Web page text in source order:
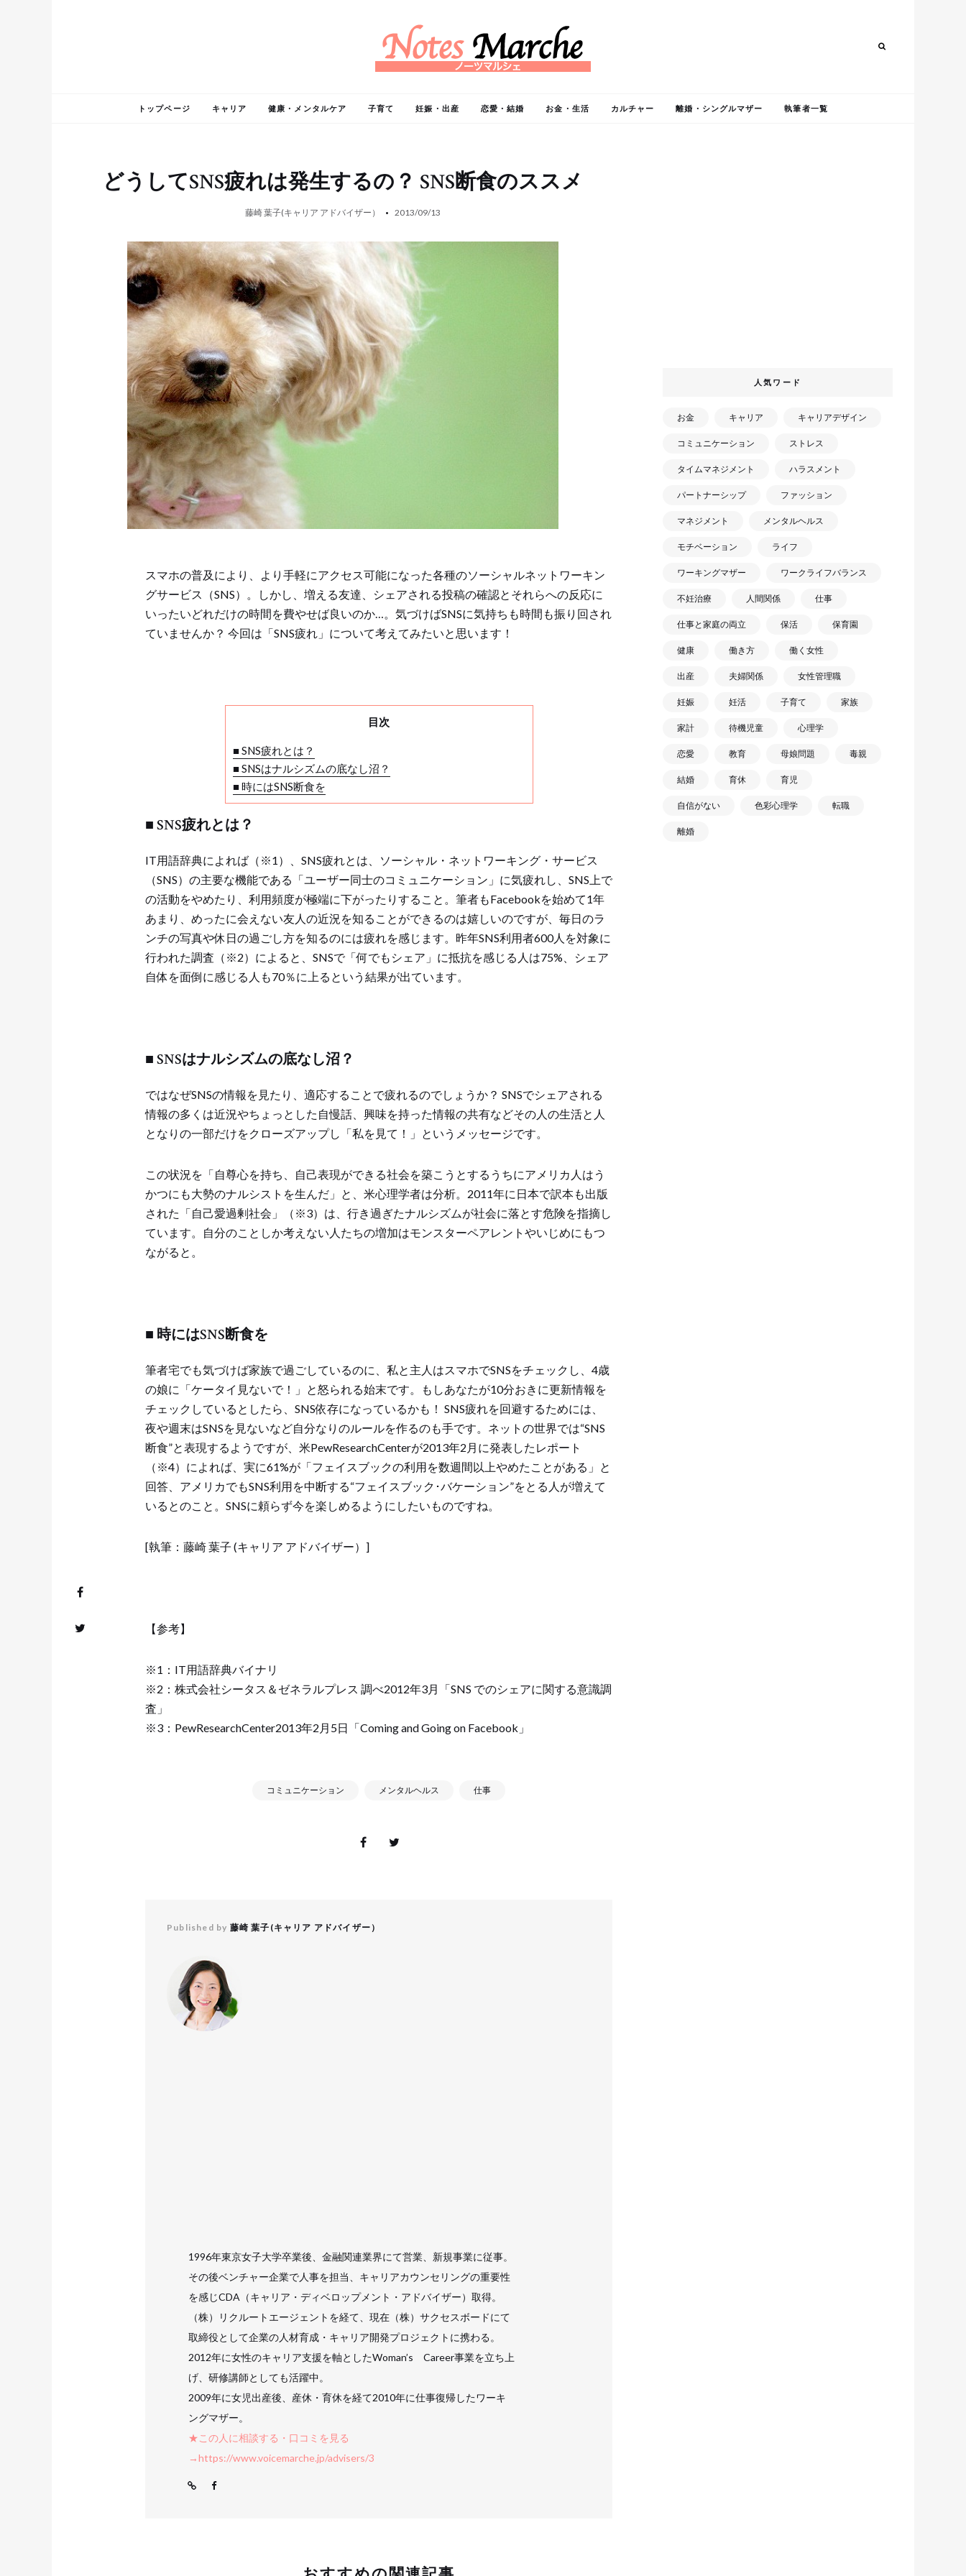
トップページ キャリア 健康・メンタルケア 子育て 妊娠・出産 恋愛・結婚 お金・生活 カルチャー 離婚・シングルマザー 執筆者一覧
どうしてSNS疲れは発生するの？ SNS断食のススメ
藤崎 葉子(キャリア アドバイザー） 2013/09/13
スマホの普及により、より手軽にアクセス可能になった各種のソーシャルネットワーキン
グサービス（SNS）。しかし、増える友達、シェアされる投稿の確認とそれらへの反応に
いったいどれだけの時間を費やせば良いのか…。気づけばSNSに気持ちも時間も振り回され
ていませんか？ 今回は「SNS疲れ」について考えてみたいと思います！
目次
■ SNS疲れとは？
■ SNSはナルシズムの底なし沼？
■ 時にはSNS断食を
■ SNS疲れとは？
IT用語辞典によれば（※1）、SNS疲れとは、ソーシャル・ネットワーキング・サービス
（SNS）の主要な機能である「ユーザー同士のコミュニケーション」に気疲れし、SNS上で
の活動をやめたり、利用頻度が極端に下がったりすること。筆者もFacebookを始めて1年
あまり、めったに会えない友人の近況を知ることができるのは嬉しいのですが、毎日のラ
ンチの写真や休日の過ごし方を知るのには疲れを感じます。昨年SNS利用者600人を対象に
行われた調査（※2）によると、SNSで「何でもシェア」に抵抗を感じる人は75%、シェア
自体を面倒に感じる人も70％に上るという結果が出ています。
■ SNSはナルシズムの底なし沼？
ではなぜSNSの情報を見たり、適応することで疲れるのでしょうか？ SNSでシェアされる
情報の多くは近況やちょっとした自慢話、興味を持った情報の共有などその人の生活と人
となりの一部だけをクローズアップし「私を見て！」というメッセージです。
この状況を「自尊心を持ち、自己表現ができる社会を築こうとするうちにアメリカ人はう
かつにも大勢のナルシストを生んだ」と、米心理学者は分析。2011年に日本で訳本も出版
された「自己愛過剰社会」（※3）は、行き過ぎたナルシズムが社会に落とす危険を指摘し
ています。自分のことしか考えない人たちの増加はモンスターペアレントやいじめにもつ
ながると。
■ 時にはSNS断食を
筆者宅でも気づけば家族で過ごしているのに、私と主人はスマホでSNSをチェックし、4歳
の娘に「ケータイ見ないで！」と怒られる始末です。もしあなたが10分おきに更新情報を
チェックしているとしたら、SNS依存になっているかも！ SNS疲れを回避するためには、
夜や週末はSNSを見ないなど自分なりのルールを作るのも手です。ネットの世界では“SNS
断食”と表現するようですが、米PewResearchCenterが2013年2月に発表したレポート
（※4）によれば、実に61%が「フェイスブックの利用を数週間以上やめたことがある」と
回答、アメリカでもSNS利用を中断する“フェイスブック･バケーション”をとる人が増えて
いるとのこと。SNSに頼らず今を楽しめるようにしたいものですね。
[執筆：藤崎 葉子 (キャリア アドバイザー）]
【参考】
※1：IT用語辞典バイナリ
※2：株式会社シータス＆ゼネラルプレス 調べ2012年3月「SNS でのシェアに関する意識調
査」
※3：PewResearchCenter2013年2月5日「Coming and Going on Facebook」
コミュニケーション メンタルヘルス 仕事
Published by 藤崎 葉子(キャリア アドバイザー）
1996年東京女子大学卒業後、金融関連業界にて営業、新規事業に従事。
その後ベンチャー企業で人事を担当、キャリアカウンセリングの重要性
を感じCDA（キャリア・ディベロップメント・アドバイザー）取得。
（株）リクルートエージェントを経て、現在（株）サクセスボードにて
取締役として企業の人材育成・キャリア開発プロジェクトに携わる。
2012年に女性のキャリア支援を軸としたWoman’s Career事業を立ち上
げ、研修講師としても活躍中。
2009年に女児出産後、産休・育休を経て2010年に仕事復帰したワーキ
ングマザー。
★この人に相談する・口コミを見る
→https://www.voicemarche.jp/advisers/3
人気ワード
お金 キャリア キャリアデザイン
コミュニケーション ストレス
タイムマネジメント ハラスメント
パートナーシップ ファッション
マネジメント メンタルヘルス
モチベーション ライフ
ワーキングマザー ワークライフバランス
不妊治療 人間関係 仕事
仕事と家庭の両立 保活 保育園
健康 働き方 働く女性
出産 夫婦関係 女性管理職
妊娠 妊活 子育て 家族
家計 待機児童 心理学
恋愛 教育 母娘問題 毒親
結婚 育休 育児
自信がない 色彩心理学 転職
離婚